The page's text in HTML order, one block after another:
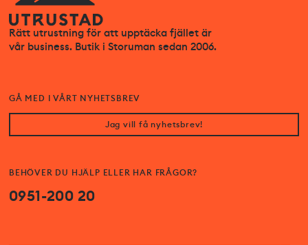
Rätt utrustning för att upptäcka fjället är
vår business. Butik i Storuman sedan 2006.
BEHÖVER DU HJÄLP ELLER HAR FRÅGOR?
0951-200 20
GÅ MED I VÅRT NYHETSBREV
Jag vill få nyhetsbrev!